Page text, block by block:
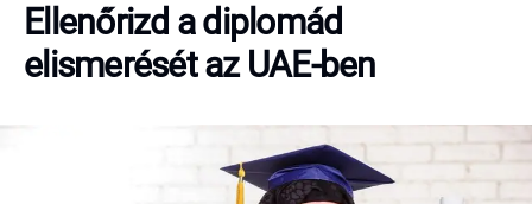
Ellenőrizd a diplomád
elismerését az UAE-ben